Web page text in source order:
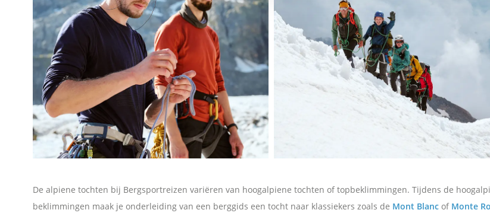
m
t
d
e
e
De alpiene tochten bij Bergsportreizen variëren van hoogalpiene tochten of topbeklimmingen. Tijdens de
beklimmingen maak je onderleiding van een berggids een tocht naar klassiekers zoals de Mont Blancof Monte